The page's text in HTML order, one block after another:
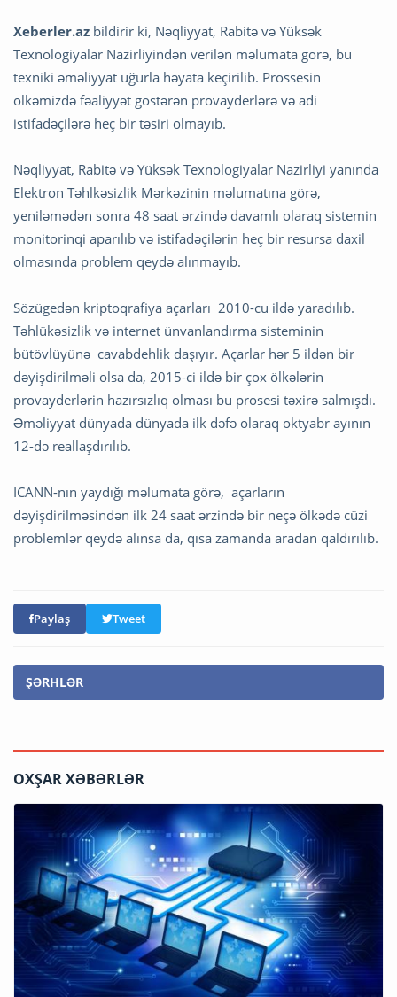
Xeberler.az bildirir ki, Nəqliyyat, Rabitə və Yüksək
Texnologiyalar Nazirliyindən verilən məlumata görə, bu
texniki əməliyyat uğurla həyata keçirilib. Prossesin
ölkəmizdə fəaliyyət göstərən provayderlərə və adi
istifadəçilərə heç bir təsiri olmayıb.
Nəqliyyat, Rabitə və Yüksək Texnologiyalar Nazirliyi yanında
Elektron Təhlkəsizlik Mərkəzinin məlumatına görə,
yeniləmədən sonra 48 saat ərzində davamlı olaraq sistemin
monitorinqi aparılıb və istifadəçilərin heç bir resursa daxil
olmasında problem qeydə alınmayıb.
Sözügedən kriptoqrafiya açarları 2010-cu ildə yaradılıb.
Təhlükəsizlik və internet ünvanlandırma sisteminin
bütövlüyünə cavabdehlik daşıyır. Açarlar hər 5 ildən bir
dəyişdirilməli olsa da, 2015-ci ildə bir çox ölkələrin
provayderlərin hazırsızlıq olması bu prosesi təxirə salmışdı.
Əməliyyat dünyada dünyada ilk dəfə olaraq oktyabr ayının
12-də reallaşdırılıb.
ICANN-nın yaydığı məlumata görə, açarların
dəyişdirilməsindən ilk 24 saat ərzində bir neçə ölkədə cüzi
problemlər qeydə alınsa da, qısa zamanda aradan qaldırılıb.
Paylaş Tweet
ŞƏRHLƏR
OXŞAR XƏBƏRLƏR